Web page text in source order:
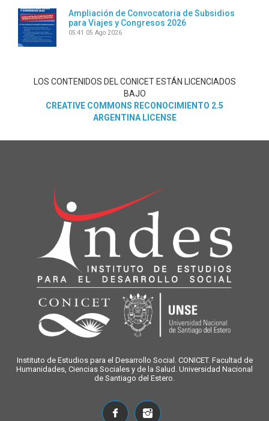
Ampliación de Convocatoria de Subsidios
para Viajes y Congresos 2026
05:41 05 Ago 2026
LOS CONTENIDOS DEL CONICET ESTÁN LICENCIADOS
BAJO
CREATIVE COMMONS RECONOCIMIENTO 2.5
ARGENTINA LICENSE
Instituto de Estudios para el Desarrollo Social. CONICET. Facultad de
Humanidades, Ciencias Sociales y de la Salud. Universidad Nacional
de Santiago del Estero.